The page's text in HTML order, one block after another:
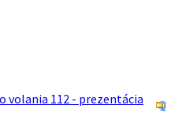
volania 112 - prezentácia